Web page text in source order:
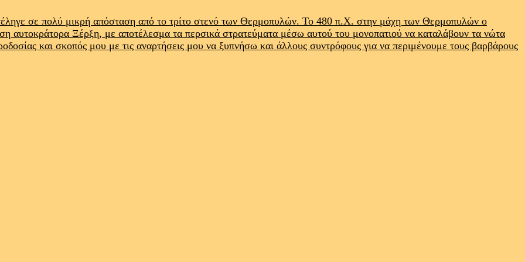
σε πολύ μικρή απόσταση από το τρίτο στενό των Θερμοπυλών. Το 480 π.Χ. στην μάχη των Θερμοπυλών ο
αυτοκράτορα Ξέρξη, με αποτέλεσμα τα περσικά στρατεύματα μέσω αυτού του μονοπατιού να καταλάβουν τα νώτα
και σκοπός μου με τις αναρτήσεις μου να ξυπνήσω και άλλους συντρόφους για να περιμένουμε τους βαρβάρους